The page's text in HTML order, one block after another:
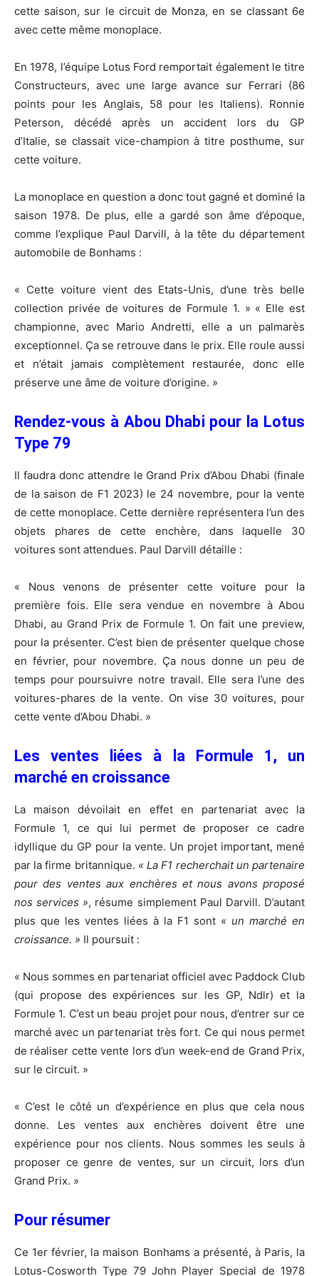
cette saison, sur le circuit de Monza, en se classant 6e
avec cette même monoplace.
En 1978, l’équipe Lotus Ford remportait également le titre
Constructeurs, avec une large avance sur Ferrari (86
points pour les Anglais, 58 pour les Italiens). Ronnie
Peterson, décédé après un accident lors du GP
d’Italie, se classait vice-champion à titre posthume, sur
cette voiture.
La monoplace en question a donc tout gagné et dominé la
saison 1978. De plus, elle a gardé son âme d’époque,
comme l’explique Paul Darvill, à la tête du département
automobile de Bonhams :
« Cette voiture vient des Etats-Unis, d’une très belle
collection privée de voitures de Formule 1. » « Elle est
championne, avec Mario Andretti, elle a un palmarès
exceptionnel. Ça se retrouve dans le prix. Elle roule aussi
et n’était jamais complètement restaurée, donc elle
préserve une âme de voiture d’origine. »
Rendez-vous à Abou Dhabi pour la Lotus
Type 79
Il faudra donc attendre le Grand Prix d’Abou Dhabi (finale
de la saison de F1 2023) le 24 novembre, pour la vente
de cette monoplace. Cette dernière représentera l’un des
objets phares de cette enchère, dans laquelle 30
voitures sont attendues. Paul Darvill détaille :
« Nous venons de présenter cette voiture pour la
première fois. Elle sera vendue en novembre à Abou
Dhabi, au Grand Prix de Formule 1. On fait une preview,
pour la présenter. C’est bien de présenter quelque chose
en février, pour novembre. Ça nous donne un peu de
temps pour poursuivre notre travail. Elle sera l’une des
voitures-phares de la vente. On vise 30 voitures, pour
cette vente d’Abou Dhabi. »
Les ventes liées à la Formule 1, un
marché en croissance
La maison dévoilait en effet en partenariat avec la
Formule 1, ce qui lui permet de proposer ce cadre
idyllique du GP pour la vente. Un projet important, mené
par la firme britannique. « La F1 recherchait un partenaire
pour des ventes aux enchères et nous avons proposé
nos services », résume simplement Paul Darvill. D’autant
plus que les ventes liées à la F1 sont « un marché en
croissance. » Il poursuit :
« Nous sommes en partenariat officiel avec Paddock Club
(qui propose des expériences sur les GP, Ndlr) et la
Formule 1. C’est un beau projet pour nous, d’entrer sur ce
marché avec un partenariat très fort. Ce qui nous permet
de réaliser cette vente lors d’un week-end de Grand Prix,
sur le circuit. »
« C’est le côté un d’expérience en plus que cela nous
donne. Les ventes aux enchères doivent être une
expérience pour nos clients. Nous sommes les seuls à
proposer ce genre de ventes, sur un circuit, lors d’un
Grand Prix. »
Pour résumer
Ce 1er février, la maison Bonhams a présenté, à Paris, la
Lotus-Cosworth Type 79 John Player Special de 1978